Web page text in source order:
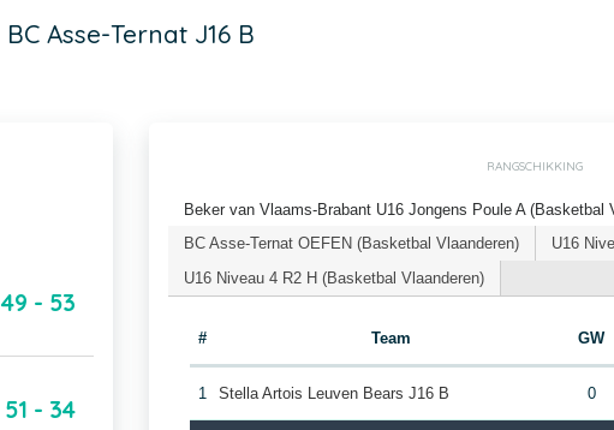
BC Asse-Ternat J16 B
49 - 53
51 - 34
RANGSCHIKKING
Beker van Vlaams-Brabant U16 Jongens Poule A (Basketbal
BC Asse-Ternat OEFEN (Basketbal Vlaanderen)
U16
U16 Niveau 4 R2 H (Basketbal Vlaanderen)
# Team GW
1 Stella Artois Leuven Bears J16 B 0